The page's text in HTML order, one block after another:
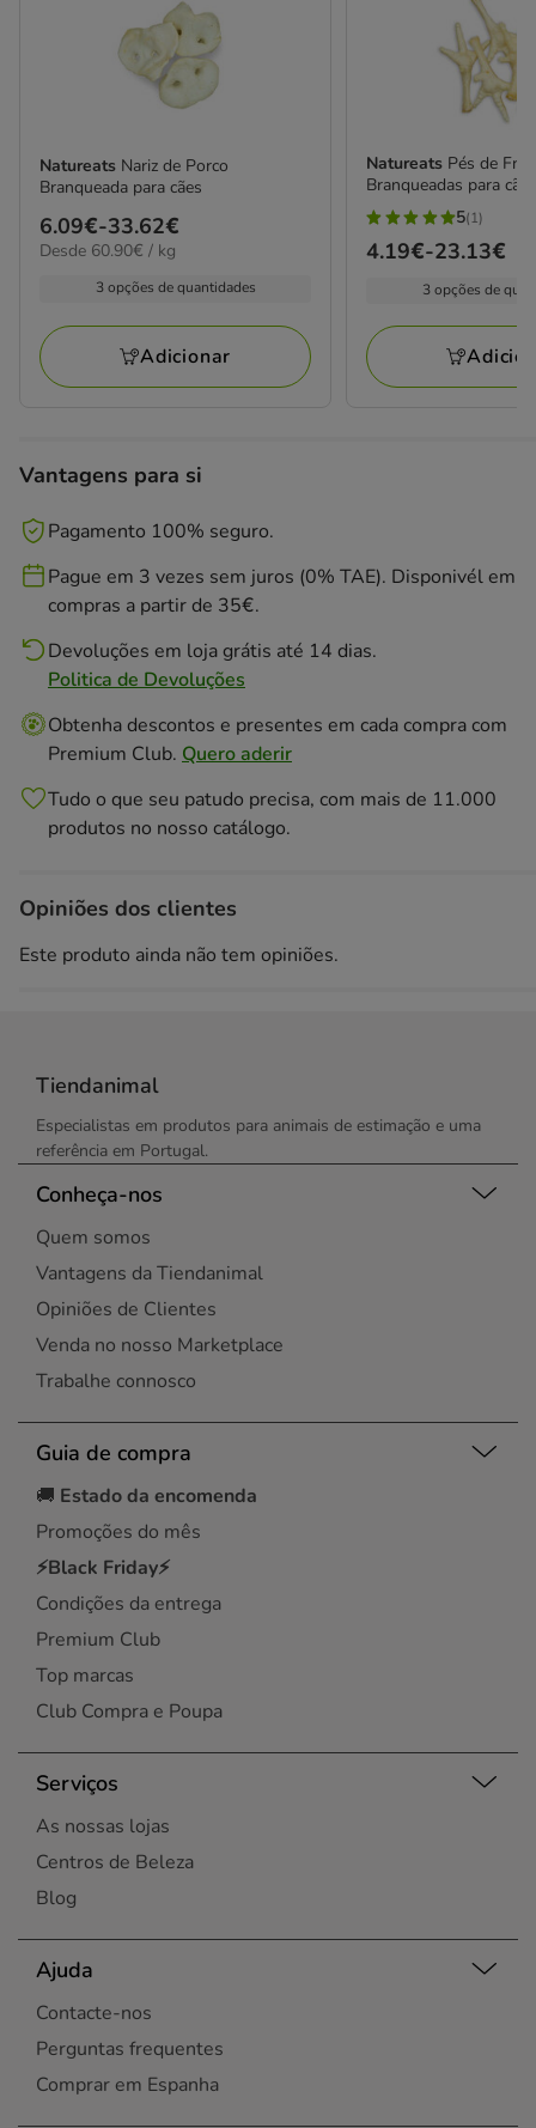
Natureats Nariz de Porco
Branqueada para cães
Preço
de
33.62€
6.09€-33.62€
60.90€
Desde 60.90€ / kg
3 opções de quantidades
Adicionar
Natureats Pés de
Branqueadas para
5
estrelas
avaliações
5(1)
Preço
a
23.13€
4.19€-23.13€
3 opções de
Vantagens para si
Pagamento 100% seguro.
Pague em 3 vezes sem juros (0% TAE). Disponivél em
compras a partir de 35€.
Devoluções em loja grátis até 14 dias.
Politica de Devoluções
Obtenha descontos e presentes em cada compra com
Premium Club. Quero aderir
Tudo o que seu patudo precisa, com mais de 11.000
produtos no nosso catálogo.
Opiniões dos clientes
Este produto ainda não tem opiniões.
Tiendanimal
Especialistas em produtos para animais de estimação e uma
referência em Portugal.
Conheça-nos
Quem somos
Vantagens da Tiendanimal
Opiniões de Clientes
Venda no nosso Marketplace
Trabalhe connosco
Guia de compra
🚚 Estado da encomenda
Promoções do mês
⚡Black Friday⚡
Condições da entrega
Premium Club
Top marcas
Club Compra e Poupa
Serviços
As nossas lojas
Centros de Beleza
Blog
Ajuda
Contacte-nos
Perguntas frequentes
Comprar em Espanha